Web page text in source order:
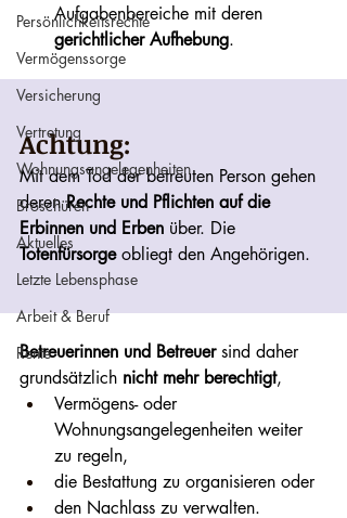
Persönlichkeitsrechte
Vermögenssorge
Versicherung
Vertretung
Wohnungsangelegenheiten
Broschüren
Aktuelles
Letzte Lebensphase
Arbeit & Beruf
Rente
Aufgabenbereiche mit deren
gerichtlicher Aufhebung.
Achtung:
Mit dem Tod der betreuten Person gehen
deren Rechte und Pflichten auf die
Erbinnen und Erben über. Die
Totenfürsorge obliegt den Angehörigen.
Betreuerinnen und Betreuer sind daher
grundsätzlich nicht mehr berechtigt,
Vermögens- oder
Wohnungsangelegenheiten weiter
zu regeln,
die Bestattung zu organisieren oder
den Nachlass zu verwalten.